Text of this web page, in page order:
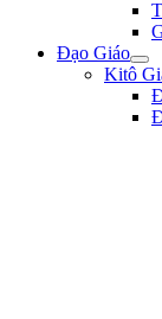
Đạo Giáo
Kitô